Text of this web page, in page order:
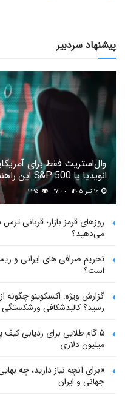
پیشنهاد سردبیر
وال‌استریت فقط برای
انویدیا یا S&P 500 این راهنما را بخوانید
۲۳۵
روزهای قرمز بازار؛ قربانی
می‌دهید؟
تحریم صرافی های ایرانی و
است؟
گزارش ویژه: اکسکوینو چگونه
رسید؟ کالبدشکافی ورشکستگی
۵ گام طلایی برای ردیابی
میلیون دلاری
«برای آنچه نیاز دارید، چه
جهانی و ایران